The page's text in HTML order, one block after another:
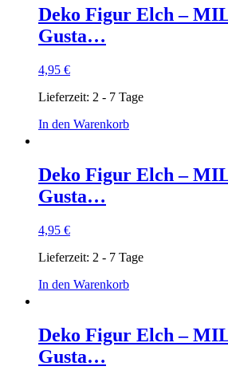
Deko Figur Elch –
Gusta…
4,95 €
Lieferzeit: 2 - 7 Tage
In den Warenkorb
Deko Figur Elch –
Gusta…
4,95 €
Lieferzeit: 2 - 7 Tage
In den Warenkorb
Deko Figur Elch –
Gusta…